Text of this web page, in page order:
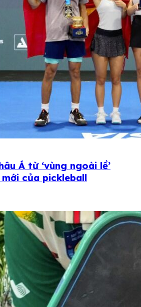
Á từ ‘vùng ngoài lề’
của pickleball